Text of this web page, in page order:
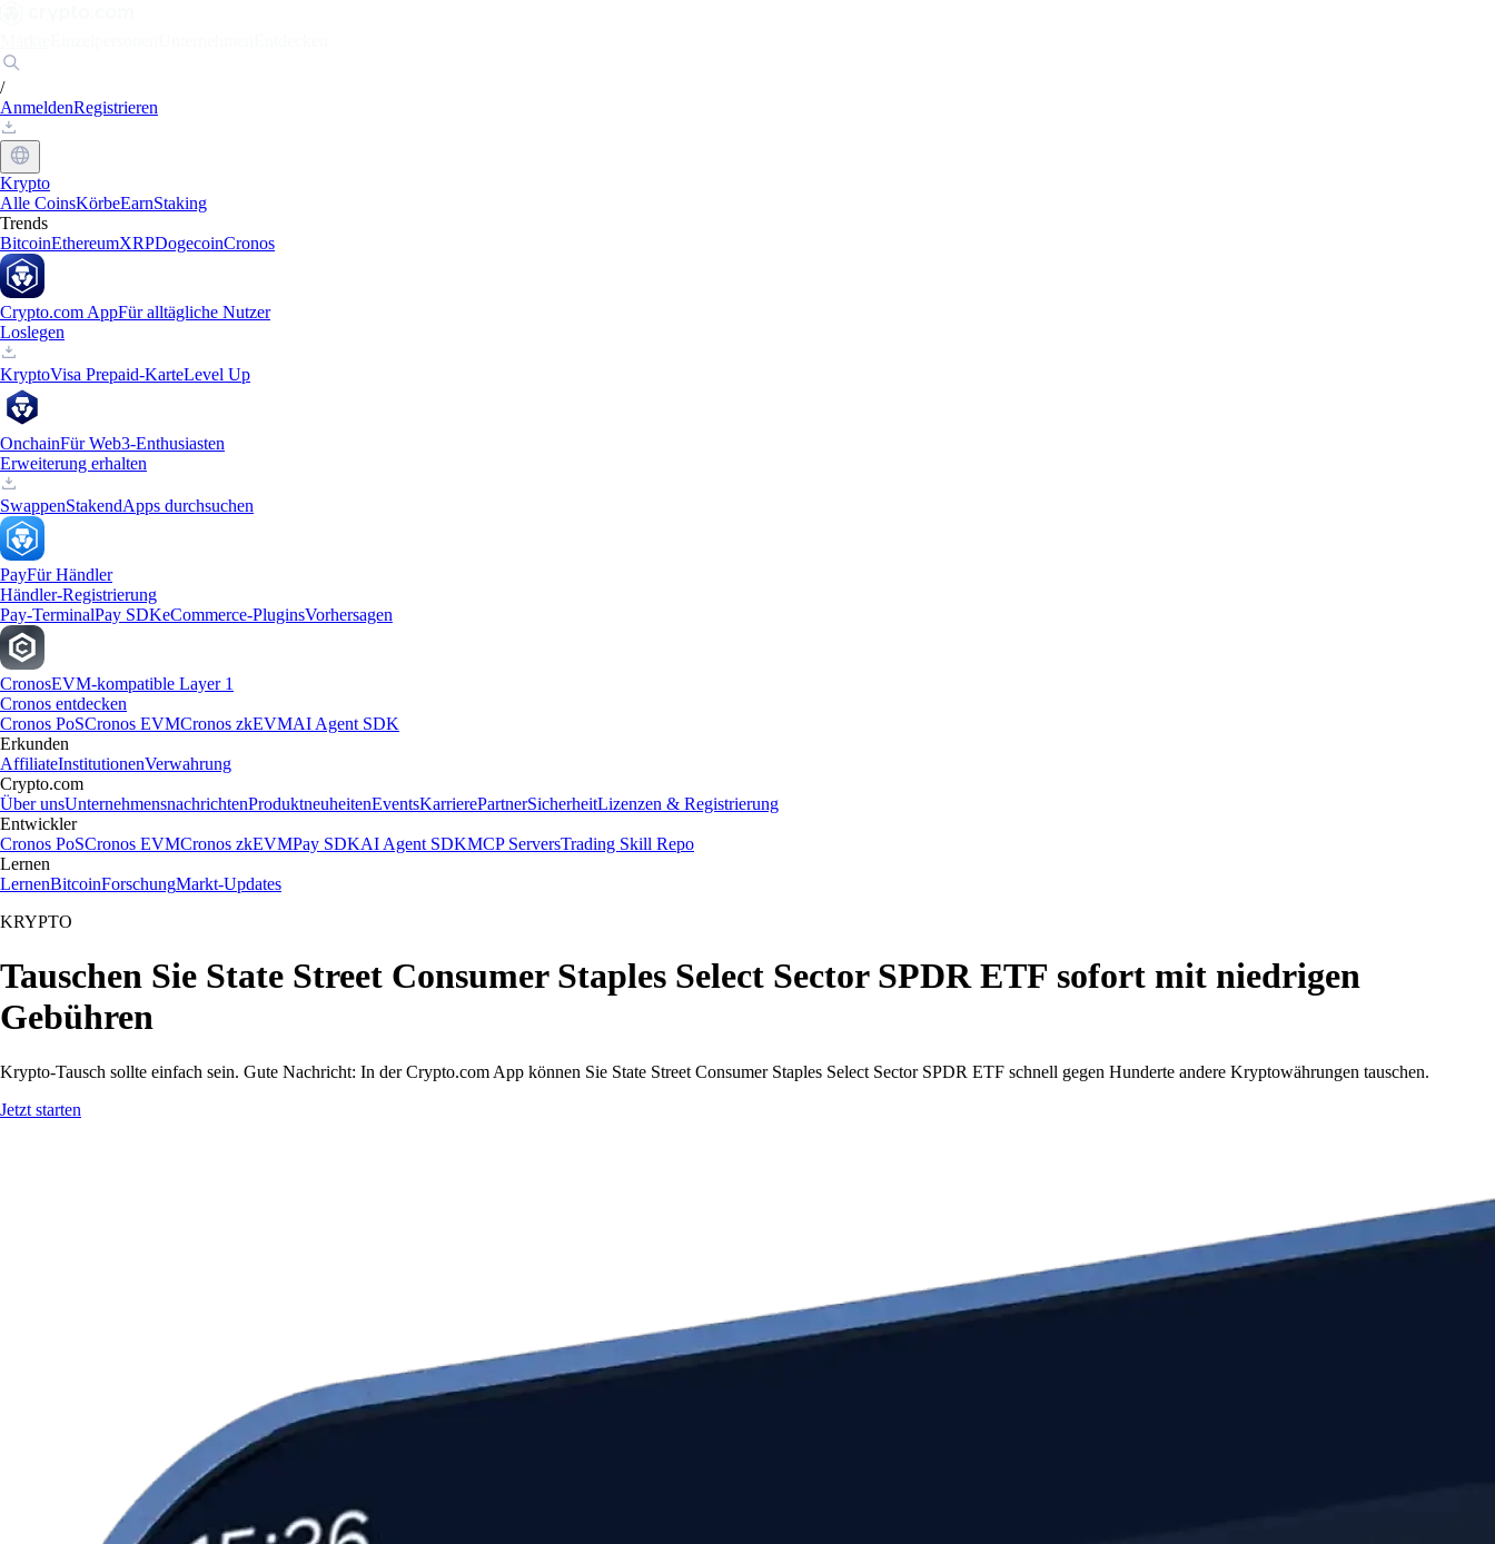
/
AnmeldenRegistrieren
Krypto
Alle CoinsKörbeEarnStaking
Trends
BitcoinEthereumXRPDogecoinCronos
Crypto.com AppFür alltägliche Nutzer
Loslegen
KryptoVisa Prepaid-KarteLevel Up
OnchainFür Web3-Enthusiasten
Erweiterung erhalten
SwappenStakendApps durchsuchen
PayFür Händler
Händler-Registrierung
Pay-TerminalPay SDKeCommerce-PluginsVorhersagen
CronosEVM-kompatible Layer 1
Cronos entdecken
Cronos PoSCronos EVMCronos zkEVMAI Agent SDK
Erkunden
AffiliateInstitutionenVerwahrung
Crypto.com
Über unsUnternehmensnachrichtenProduktneuheitenEventsKarrierePartnerSicherheitLizenzen & Registrierung
Entwickler
Cronos PoSCronos EVMCronos zkEVMPay SDKAI Agent SDKMCP ServersTrading Skill Repo
Lernen
LernenBitcoinForschungMarkt-Updates
KRYPTO
Tauschen Sie State Street Consumer Staples Select Sector SPDR ETF sofort mit niedrigen
Gebühren
Krypto-Tausch sollte einfach sein. Gute Nachricht: In der Crypto.com App können Sie State Street Consumer Staples Select Sector SPDR ETF schnell gegen Hunderte andere Kryptowährungen tauschen.
Jetzt starten